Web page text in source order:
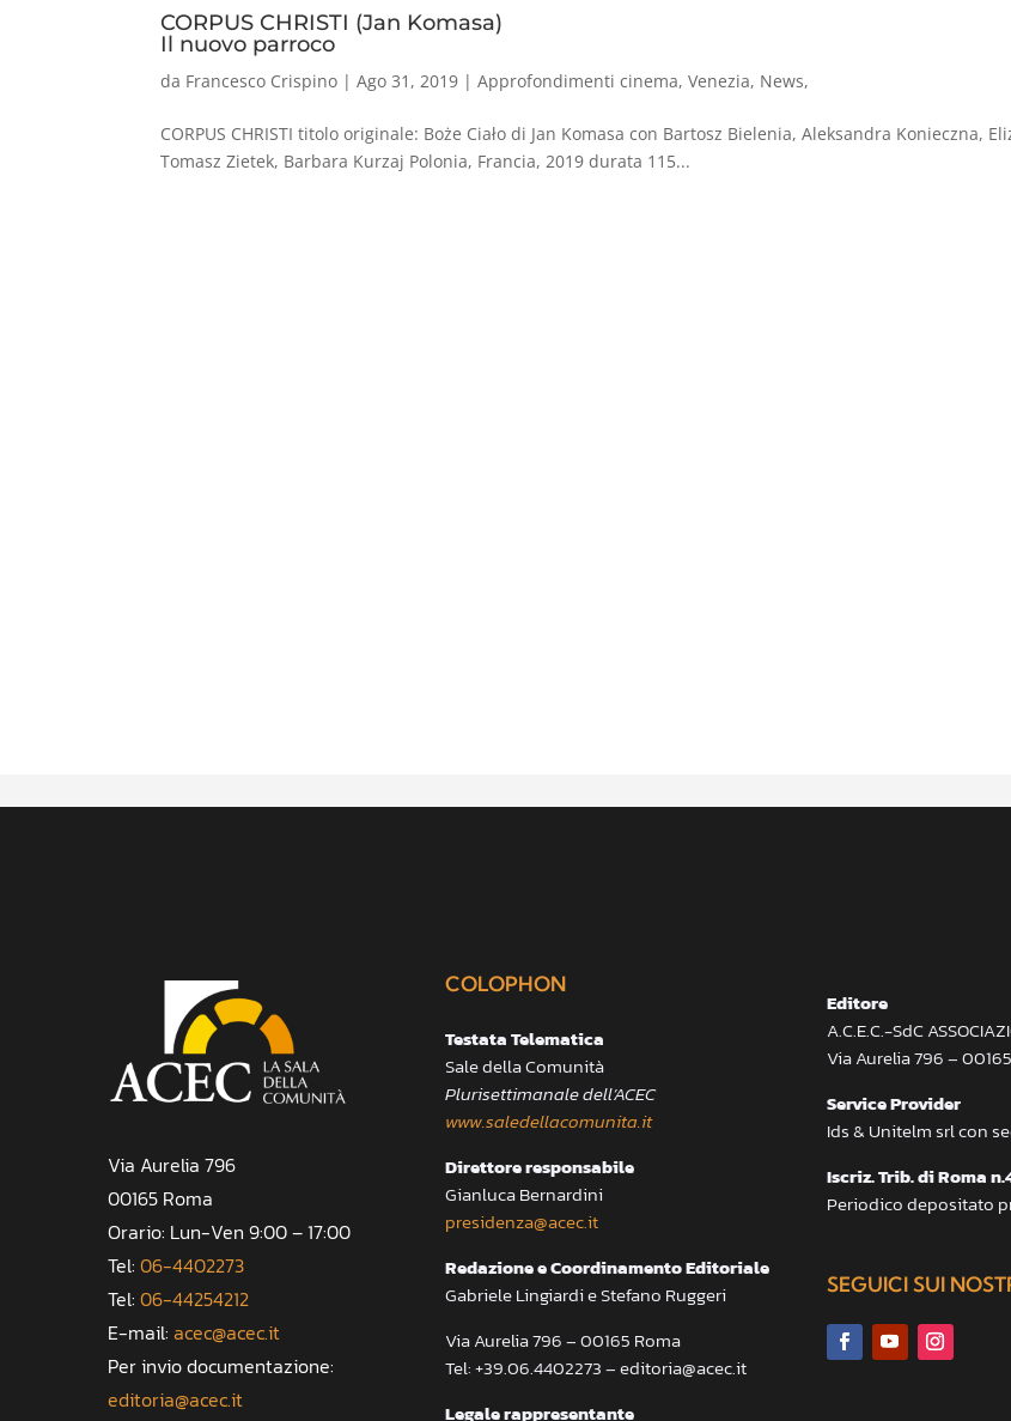
CORPUS CHRISTI (Jan Komasa)
Il nuovo parroco
da Francesco Crispino |Ago 31, 2019 |Approfondimenti cinema,Venezia, News,
CORPUS CHRISTI titolo originale: Boże Ciało di Jan Komasa con Bartosz Bielenia, Aleksandra Konieczna,
Tomasz Zietek, Barbara Kurzaj Polonia, Francia, 2019 durata 115...
Via Aurelia 796
00165 Roma
Orario: Lun-Ven 9:00 – 17:00
Tel: 06-4402273
Tel: 06-44254212
E-mail: acec@acec.it
Per invio documentazione:
editoria@acec.it
COLOPHON
Testata Telematica
Sale della Comunità
Plurisettimanale dell’ACEC
www.saledellacomunita.it
Direttore responsabile
Gianluca Bernardini
presidenza@acec.it
Redazione e Coordinamento Editoriale
Gabriele Lingiardi e Stefano Ruggeri
Via Aurelia 796 – 00165 Roma
Tel: +39.06.4402273 – editoria@acec.it
Legale rappresentante
Editore
A.C.E.C.-SdC
Via Aurelia 796 –
Service Provider
Ids & Unitelm srl con
Iscriz. Trib. di Roma
Periodico depositato
SEGUICI SUI